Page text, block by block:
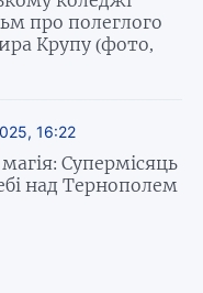
про полеглого
Крупу (фото,
16:22
Супермісяць
над Тернополем